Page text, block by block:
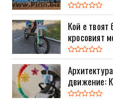
Кой е
кросовият
движение: